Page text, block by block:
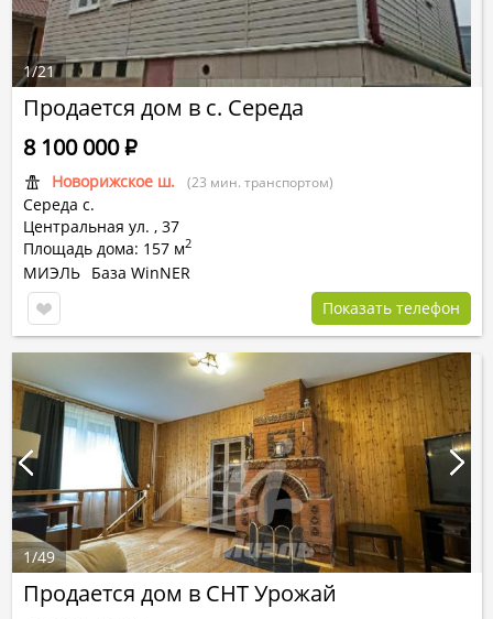
Продается дом в с. Середа
Новорижское ш. (23 мин. транспортом)
Середа с.
Центральная ул. , 37
Площадь дома: 157 м2
8 100 000Р
МИЭЛЬ База WinNER
Показать телефон
1/21
Продается дом в СНТ Урожай
1/49